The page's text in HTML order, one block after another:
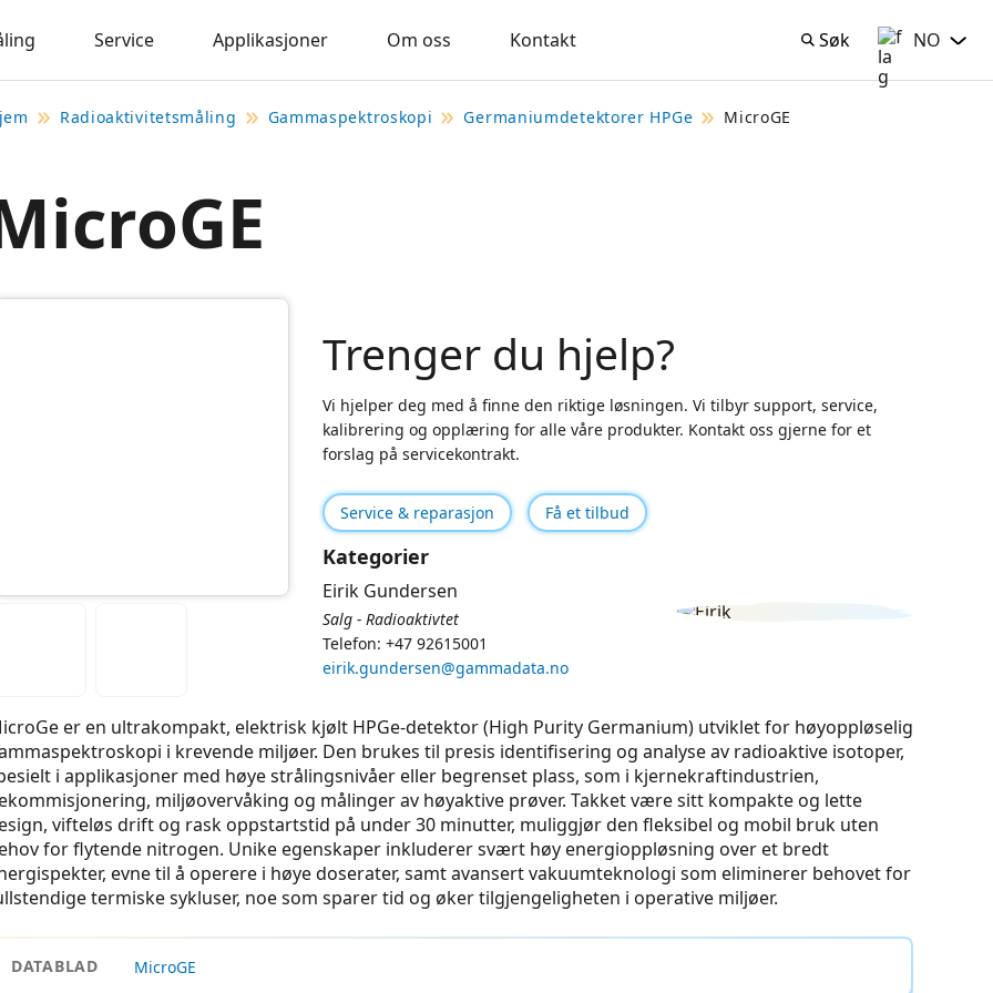
Service Applikasjoner Om oss Kontakt Søk
Søk NorskNO
Radioaktivitetsmåling Gammaspektroskopi Germaniumdetektorer HPGe MicroGE
Trenger du hjelp?
Vi hjelper deg med å finne den riktige løsningen. Vi tilbyr support, service,
kalibrering og opplæring for alle våre produkter. Kontakt oss gjerne for et
forslag på servicekontrakt.
Service & reparasjon Få et tilbud
er en ultrakompakt, elektrisk kjølt HPGe-detektor (High Purity Germanium) utviklet for høyoppløselig
i krevende miljøer. Den brukes til presis identifisering og analyse av radioaktive isotoper,
i applikasjoner med høye strålingsnivåer eller begrenset plass, som i kjernekraftindustrien,
miljøovervåking og målinger av høyaktive prøver. Takket være sitt kompakte og lette
vifteløs drift og rask oppstartstid på under 30 minutter, muliggjør den fleksibel og mobil bruk uten
for flytende nitrogen. Unike egenskaper inkluderer svært høy energioppløsning over et bredt
evne til å operere i høye doserater, samt avansert vakuumteknologi som eliminerer behovet for
termiske sykluser, noe som sparer tid og øker tilgjengeligheten i operative miljøer.
DATABLAD MicroGE
Kategorier
Eirik Gundersen
Salg - Radioaktivtet
Telefon: +47 92615001
eirik.gundersen@gammadata.no